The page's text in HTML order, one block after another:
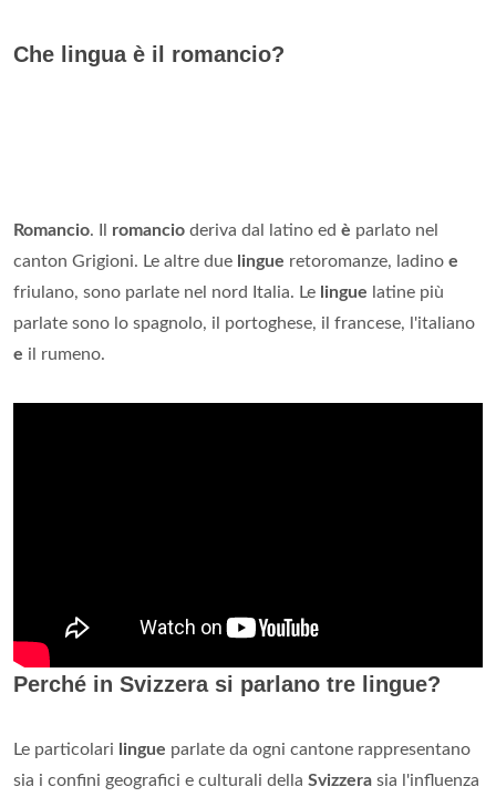
Che lingua è il romancio?
Romancio. Il romancio deriva dal latino ed è parlato nel
canton Grigioni. Le altre due lingue retoromanze, ladino e
friulano, sono parlate nel nord Italia. Le lingue latine più
parlate sono lo spagnolo, il portoghese, il francese, l'italiano
e il rumeno.
Perché in Svizzera si parlano tre lingue?
Le particolari lingue parlate da ogni cantone rappresentano
sia i confini geografici e culturali della Svizzera sia l'influenza